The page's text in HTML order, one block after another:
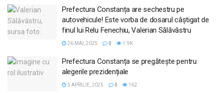
Prefectura Constanța are sechestru pe
autovehicule! Este vorba de dosarul câștigat de
finul lui Relu Fenechiu, Valerian Sălăvăstru
26 MAI, 2025 0 1.9K
Prefectura Constanța se pregătește pentru
alegerile prezidențiale
5 APRILIE, 2025 0 162